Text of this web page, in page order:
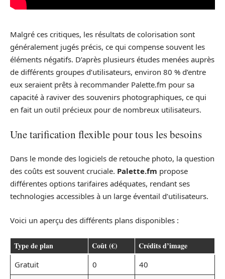
Malgré ces critiques, les résultats de colorisation sont
généralement jugés précis, ce qui compense souvent les
éléments négatifs. D’après plusieurs études menées auprès
de différents groupes d’utilisateurs, environ 80 % d’entre
eux seraient prêts à recommander Palette.fm pour sa
capacité à raviver des souvenirs photographiques, ce qui
en fait un outil précieux pour de nombreux utilisateurs.
Une tarification flexible pour tous les besoins
Dans le monde des logiciels de retouche photo, la question
des coûts est souvent cruciale. Palette.fm propose
différentes options tarifaires adéquates, rendant ses
technologies accessibles à un large éventail d’utilisateurs.
Voici un aperçu des différents plans disponibles :
Type de plan Coût (€) Crédits d’image
Gratuit 0
40